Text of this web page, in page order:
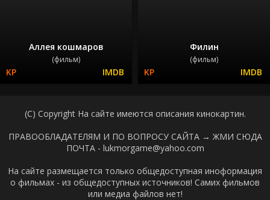
Аллея кошмаров
(фильм)
Филин
(фильм)
(C) Copyright На сайте имеются описания кинокартин.
ПРАВООБЛАДАТЕЛЯМ И ПО ВОПРОСУ САЙТА → ЖМИ СЮДА
ПОЧТА - lukmorgame@yahoo.com
На сайте размещается только общедоступная иноформация
о фильмах - из общедоступных источников! Самих фильмов
или медиа файлов нет!